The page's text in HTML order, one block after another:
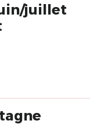
juillet